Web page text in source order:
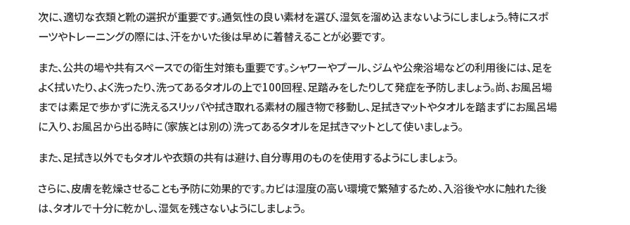
次に、適切な衣類と靴の選択が重要です。通気性の良い素材を選び、湿気を溜め込まないようにしましょう。特にスポ
ーツやトレーニングの際には、汗をかいた後は早めに着替えることが必要です。
また、公共の場や共有スペースでの衛生対策も重要です。シャワーやプール、ジムや公衆浴場などの利用後には、足を
よく拭いたり、よく洗ったり、洗ってあるタオルの上で100回程、足踏みをしたりして発症を予防しましょう。尚、お風呂場
までは素足で歩かずに洗えるスリッパや拭き取れる素材の履き物で移動し、足拭きマットやタオルを踏まずにお風呂場
に入り、お風呂から出る時に（家族とは別の）洗ってあるタオルを足拭きマットとして使いましょう。
また、足拭き以外でもタオルや衣類の共有は避け、自分専用のものを使用するようにしましょう。
さらに、皮膚を乾燥させることも予防に効果的です。カビは湿度の高い環境で繁殖するため、入浴後や水に触れた後
は、タオルで十分に乾かし、湿気を残さないようにしましょう。